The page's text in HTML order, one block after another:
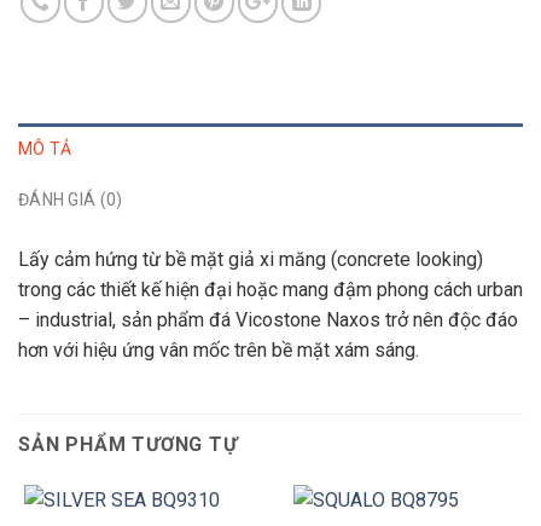
MÔ TẢ
ĐÁNH GIÁ (0)
Lấy cảm hứng từ bề mặt giả xi măng (concrete looking)
trong các thiết kế hiện đại hoặc mang đậm phong cách urban
– industrial, sản phẩm đá Vicostone Naxos trở nên độc đáo
hơn với hiệu ứng vân mốc trên bề mặt xám sáng.
SẢN PHẨM TƯƠNG TỰ